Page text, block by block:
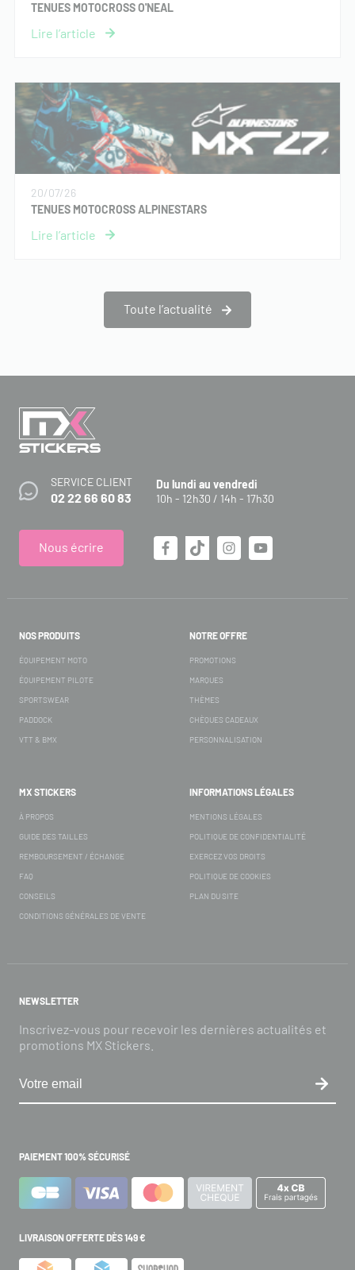
TENUES MOTOCROSS O'NEAL
20/07/26
TENUES MOTOCROSS ALPINESTARS
Toute l’actualité
SERVICE CLIENT
02 22 66 60 83
Du lundi au vendredi
10h - 12h30 / 14h - 17h30
Nous écrire
NOS PRODUITS
ÉQUIPEMENT MOTO
ÉQUIPEMENT PILOTE
SPORTSWEAR
PADDOCK
VTT & BMX
NOTRE OFFRE
PROMOTIONS
MARQUES
THÈMES
CHÈQUES CADEAUX
PERSONNALISATION
MX STICKERS
À PROPOS
GUIDE DES TAILLES
REMBOURSEMENT / ÉCHANGE
FAQ
CONSEILS
CONDITIONS GÉNÉRALES DE VENTE
INFORMATIONS LÉGALES
MENTIONS LÉGALES
POLITIQUE DE CONFIDENTIALITÉ
EXERCEZ VOS DROITS
POLITIQUE DE COOKIES
PLAN DU SITE
NEWSLETTER
Inscrivez-vous pour recevoir les dernières actualités et
promotions MX Stickers.
PAIEMENT 100% SÉCURISÉ
LIVRAISON OFFERTE DÈS 149 €